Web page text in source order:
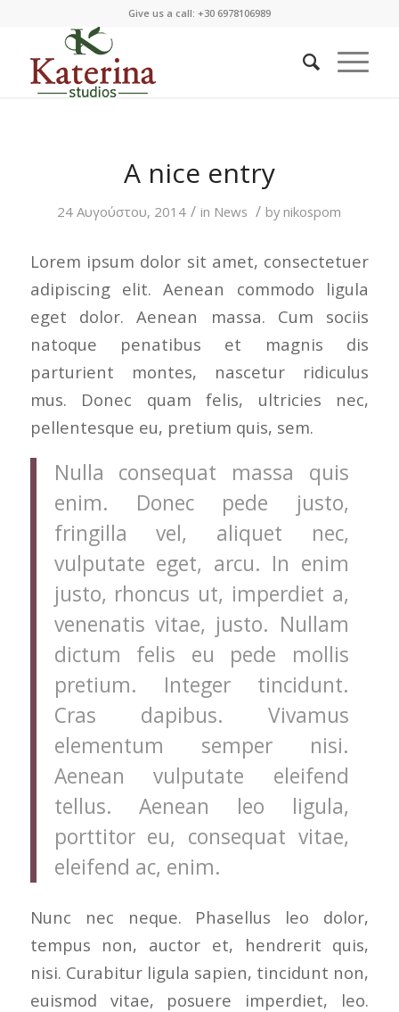
Give us a call: +30 6978106989
A nice entry
24 Αυγούστου, 2014 / in News / bynikospom
Lorem ipsum dolor sit amet, consectetuer
adipiscing elit. Aenean commodo ligula
eget dolor. Aenean massa. Cum sociis
natoque penatibus et magnis dis
parturient montes, nascetur ridiculus
mus. Donec quam felis, ultricies nec,
pellentesque eu, pretium quis, sem.
Nulla consequat massa quis
enim. Donec pede justo,
fringilla vel, aliquet nec,
vulputate eget, arcu. In enim
justo, rhoncus ut, imperdiet a,
venenatis vitae, justo. Nullam
dictum felis eu pede mollis
pretium. Integer tincidunt.
Cras dapibus. Vivamus
elementum semper nisi.
Aenean vulputate eleifend
tellus. Aenean leo ligula,
porttitor eu, consequat vitae,
eleifend ac, enim.
Nunc nec neque. Phasellus leo dolor,
tempus non, auctor et, hendrerit quis,
nisi. Curabitur ligula sapien, tincidunt non,
euismod vitae, posuere imperdiet, leo.